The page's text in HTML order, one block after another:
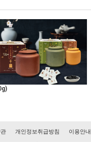
개인정보취급방침 이용안내